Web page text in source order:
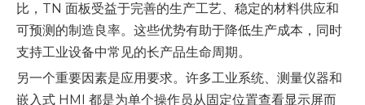
比，TN 面板受益于完善的生产工艺、稳定的材料供应和
可预测的制造良率。这些优势有助于降低生产成本，同时
支持工业设备中常见的长产品生命周期。
另一个重要因素是应用要求。许多工业系统、测量仪器和
嵌入式 HMI 都是为单个操作员从固定位置查看显示屏而